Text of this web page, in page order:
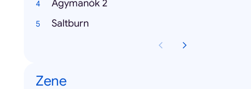
Agymanók 2
Saltburn
Zene